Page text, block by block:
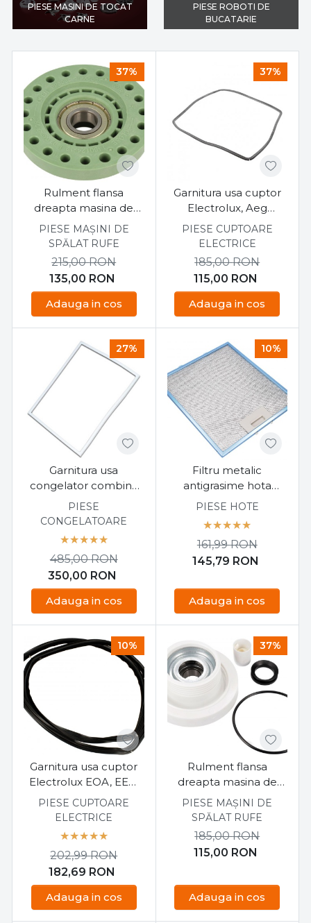
PIESE MASINI DE TOCAT
CARNE
PIESE ROBOTI DE
BUCATARIE
37%
Rulment flansa
dreapta masina de
spalat Electrolux, Aeg,
Zanussi Original
PIESE MAȘINI DE
SPĂLAT RUFE
135,00 RON
215,00RON
Adauga in cos
37%
Garnitura usa cuptor
Electrolux, Aeg
BCE451350M 42 X 31
CM
PIESE CUPTOARE
ELECTRICE
115,00 RON
185,00RON
Adauga in cos
27%
Garnitura usa
congelator combina
frigorifica Electrolux
57cm x 67.7 cm
PIESE
CONGELATOARE
350,00 RON
485,00RON
Adauga in cos
10%
Filtru metalic
antigrasime hota
Electrolux 30,5 cm x
PIESE HOTE
145,79 RON
161,99RON
Adauga in cos
10%
Garnitura usa cuptor
Electrolux EOA, EEA,
EOB 44 cm x 32 cm
PIESE CUPTOARE
ELECTRICE
182,69 RON
202,99RON
Adauga in cos
37%
Rulment flansa
dreapta masina de
spalat Electrolux, Aeg,
Zanussi, Privileg
PIESE MAȘINI DE
SPĂLAT RUFE
115,00 RON
185,00RON
Adauga in cos